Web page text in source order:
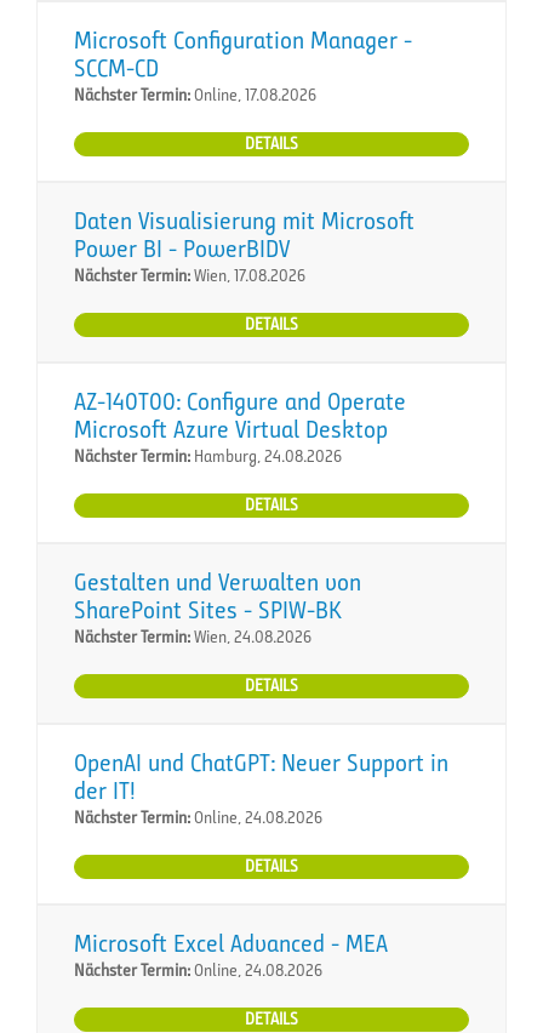
Microsoft Configuration Manager -
SCCM-CD
Nächster Termin:Online, 17.08.2026
DETAILS
Daten Visualisierung mit Microsoft
Power BI - PowerBIDV
Nächster Termin:Wien, 17.08.2026
DETAILS
AZ-140T00: Configure and Operate
Microsoft Azure Virtual Desktop
Nächster Termin: Hamburg, 24.08.2026
DETAILS
Gestalten und Verwalten von
SharePoint Sites - SPIW-BK
Nächster Termin:Wien, 24.08.2026
DETAILS
OpenAI und ChatGPT: Neuer Support in
der IT!
Nächster Termin:Online, 24.08.2026
DETAILS
Microsoft Excel Advanced - MEA
Nächster Termin:Online, 24.08.2026
DETAILS